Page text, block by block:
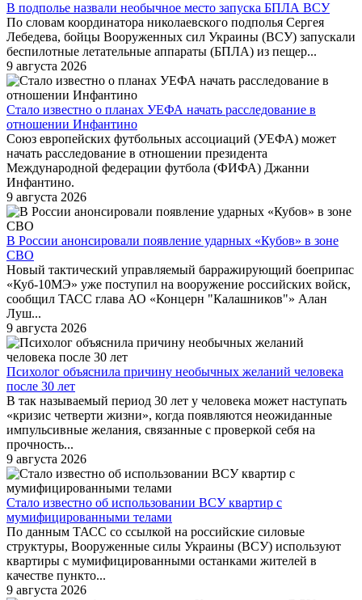
В подполье назвали необычное место запуска БПЛА ВСУ
По словам координатора николаевского подполья Сергея
Лебедева, бойцы Вооруженных сил Украины (ВСУ) запускали
беспилотные летательные аппараты (БПЛА) из пещер...
9 августа 2026
Стало известно о планах УЕФА начать расследование в
отношении Инфантино
Союз европейских футбольных ассоциаций (УЕФА) может
начать расследование в отношении президента
Международной федерации футбола (ФИФА) Джанни
Инфантино.
9 августа 2026
В России анонсировали появление ударных «Кубов» в зоне
СВО
Новый тактический управляемый барражирующий боеприпас
«Куб-10МЭ» уже поступил на вооружение российских войск,
сообщил ТАСС глава АО «Концерн "Калашников"» Алан
Луш...
9 августа 2026
Психолог объяснила причину необычных желаний человека
после 30 лет
В так называемый период 30 лет у человека может наступать
«кризис четверти жизни», когда появляются неожиданные
импульсивные желания, связанные с проверкой себя на
прочность...
9 августа 2026
Стало известно об использовании ВСУ квартир с
мумифицированными телами
По данным ТАСС со ссылкой на российские силовые
структуры, Вооруженные силы Украины (ВСУ) используют
квартиры с мумифицированными останками жителей в
качестве пункто...
9 августа 2026